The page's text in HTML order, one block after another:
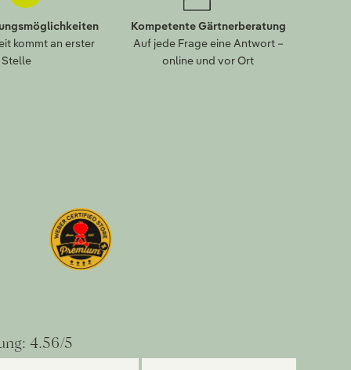
kommt an erster
Stelle
Kompetente Gärtnerberatung
Auf jede Frage eine Antwort –
online und vor Ort
4.56/5